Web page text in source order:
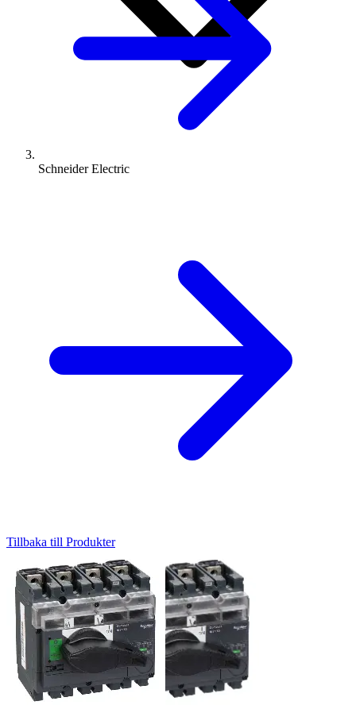
Schneider Electric
Tillbaka till Produkter